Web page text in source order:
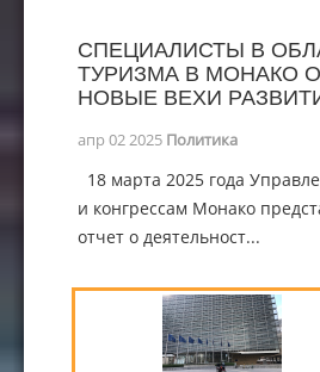
СПЕЦИАЛИСТЫ В
ТУРИЗМА В МОНАКО
НОВЫЕ ВЕХИ
апр 02 2025 Политика
18 марта 2025 года
и конгрессам Монако
отчет о деятельност...